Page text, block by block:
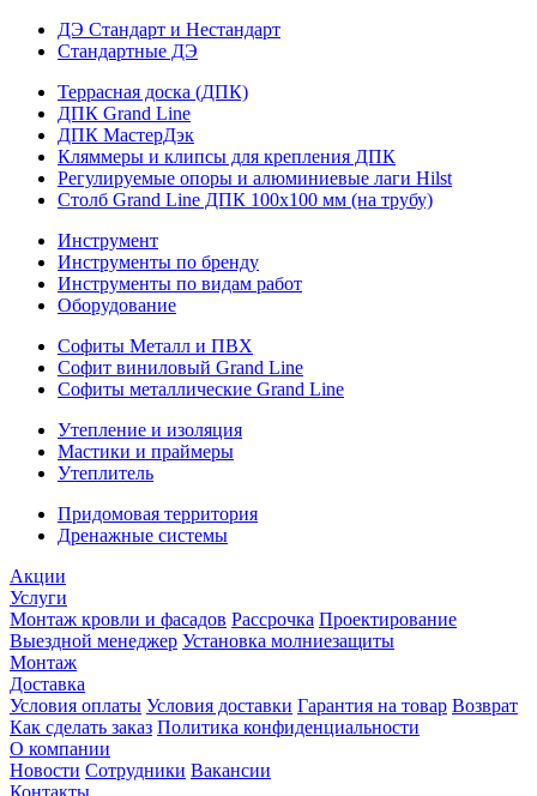
ДЭ Стандарт и Нестандарт
Стандартные ДЭ
Террасная доска (ДПК)
ДПК Grand Line
ДПК МастерДэк
Кляммеры и клипсы для крепления ДПК
Регулируемые опоры и алюминиевые лаги Hilst
Столб Grand Line ДПК 100х100 мм (на трубу)
Инструмент
Инструменты по бренду
Инструменты по видам работ
Оборудование
Софиты Металл и ПВХ
Софит виниловый Grand Line
Софиты металлические Grand Line
Утепление и изоляция
Мастики и праймеры
Утеплитель
Придомовая территория
Дренажные системы
Акции
Услуги
Монтаж кровли и фасадов Рассрочка Проектирование
Выездной менеджер Установка молниезащиты
Монтаж
Доставка
Условия оплаты Условия доставки Гарантия на товар Возврат
Как сделать заказ Политика конфиденциальности
О компании
Новости Сотрудники Вакансии
Контакты